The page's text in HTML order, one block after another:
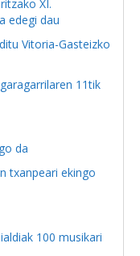
XI.
edegi dau
Vitoria-Gasteizko
11tik
da
txanpeari ekingo
100 musikari